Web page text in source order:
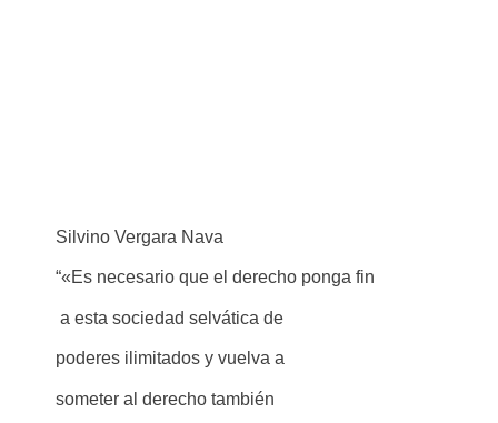
Silvino Vergara Nava
“«Es necesario que el derecho ponga fin
a esta sociedad selvática de
poderes ilimitados y vuelva a
someter al derecho también